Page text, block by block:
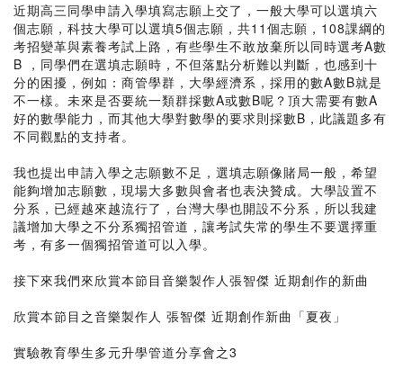
近期高三同學申請入學填寫志願上交了，一般大學可以選填六
個志願，科技大學可以選填5個志願，共11個志願，108課綱的
考招變革與素養考試上路，有些學生不敢放棄所以同時選考A數
B ，同學們在選填志願時，不但落點分析難以判斷，也感到十
分的困擾，例如：商管學群，大學經濟系，採用的數A數B就是
不一樣。未來是否要統一類群採數A或數B呢？頂大需要有數A
好的數學能力，而其他大學對數學的要求則採數B，此議題多有
不同觀點的支持者。
我也提出申請入學之志願數不足，選填志願像賭局一般，希望
能夠增加志願數，現場大多數與會者也表決贊成。大學設置不
分系，已經越來越流行了，台灣大學也開設不分系，所以我建
議增加大學之不分系獨招管道，讓考試失常的學生不要選擇重
考，有多一個獨招管道可以入學。
接下來我們來欣賞本節目音樂製作人張智傑 近期創作的新曲
欣賞本節目之音樂製作人 張智傑 近期創作新曲「夏夜」
實驗教育學生多元升學管道分享會之3